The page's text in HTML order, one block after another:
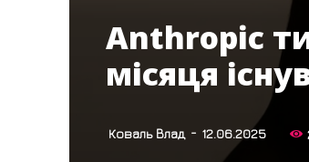
Anthropic
місяця
Коваль Влад - 12.06.2025